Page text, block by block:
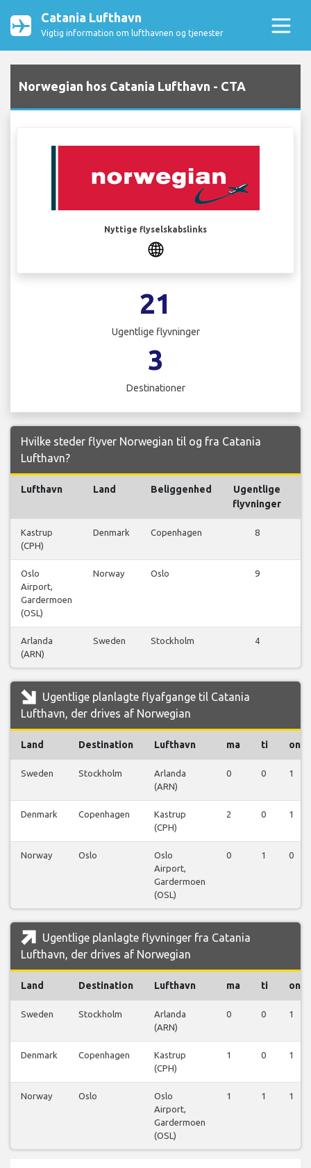
Catania Lufthavn
Vigtig information om lufthavnen og tjenester
Norwegian hos Catania Lufthavn - CTA
Nyttige flyselskabslinks
21
Ugentlige flyvninger
3
Destinationer
Hvilke steder flyver Norwegian til og fra Catania
Lufthavn?
Lufthavn Land Beliggenhed
Ugentlige
flyvninger
Kastrup
(CPH)
Denmark Copenhagen
8
Oslo
Airport,
Gardermoen
(OSL)
Norway Oslo
9
Arlanda
(ARN)
Sweden Stockholm
4
Ugentlige planlagte flyafgange til Catania
Lufthavn, der drives af Norwegian
Land Destination Lufthavn ma ti on
Sweden Stockholm
Arlanda
(ARN)
0 0 1
Denmark Copenhagen
Kastrup
(CPH)
2 0 1
Norway Oslo
Oslo
Airport,
Gardermoen
(OSL)
0 1 0
Ugentlige planlagte flyvninger fra Catania
Lufthavn, der drives af Norwegian
Land Destination Lufthavn ma ti on
Sweden Stockholm
Arlanda
(ARN)
0 0 1
Denmark Copenhagen
Kastrup
(CPH)
1 0 1
Norway Oslo
Oslo
Airport,
Gardermoen
(OSL)
1 1 1